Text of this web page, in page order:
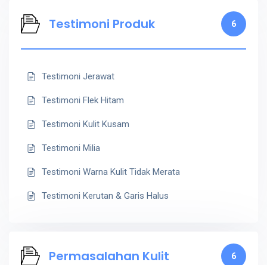
Testimoni Produk 6
Testimoni Jerawat
Testimoni Flek Hitam
Testimoni Kulit Kusam
Testimoni Milia
Testimoni Warna Kulit Tidak Merata
Testimoni Kerutan & Garis Halus
Permasalahan Kulit 6